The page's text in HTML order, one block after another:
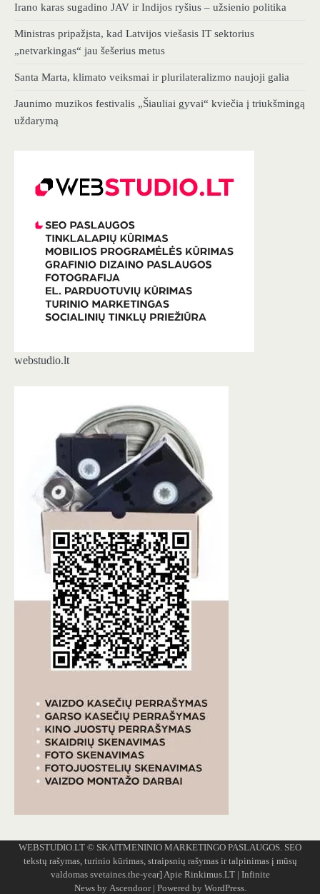
Irano karas sugadino JAV ir Indijos ryšius – užsienio politika
Ministras pripažįsta, kad Latvijos viešasis IT sektorius
„netvarkingas“ jau šešerius metus
Santa Marta, klimato veiksmai ir plurilateralizmo naujoji galia
Jaunimo muzikos festivalis „Šiauliai gyvai“ kviečia į triukšmingą
uždarymą
webstudio.lt
WEBSTUDIO.LT © SKAITMENINIO MARKETINGO PASLAUGOS. SEO
tekstų rašymas, turinio kūrimas, straipsnių rašymas ir talpinimas į mūsų
valdomas svetaines.the-year] Apie Rinkimus.LT| Infinite
News by Ascendoor| Powered by WordPress.